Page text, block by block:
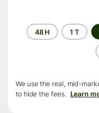
Time
period
48 H 1 T
We use the real, mid-
to hide the fees. Learn